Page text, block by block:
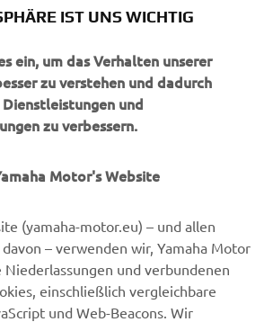
und wir sind mit unseren
gibt es diese Woche noch ein paar
15. April 2022 Donnerstag & Freitag
15. Juli 2022 Donnerstag & Freitag
28. Juli 2022 Mittwoch & Donnerstag
IST UNS WICHTIG
ein, um das Verhalten unserer
zu verstehen und dadurch
und
zu verbessern.
Motor's Website
(yamaha-motor.eu) – und allen
– verwenden wir, Yamaha Motor
Niederlassungen und verbundenen
einschließlich vergleichbare
und Web-Beacons. Wir